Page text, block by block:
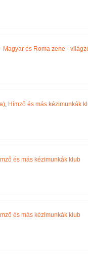
Magyar és Roma zene -
, Hímző és más kézimunkák
és más kézimunkák klub
és más kézimunkák klub